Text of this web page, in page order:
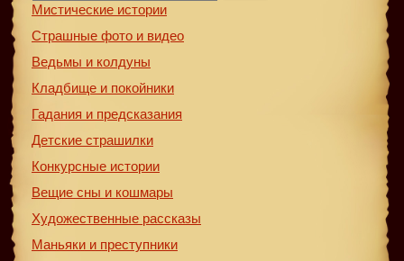
Мистические истории
Страшные фото и видео
Ведьмы и колдуны
Кладбище и покойники
Гадания и предсказания
Детские страшилки
Конкурсные истории
Вещие сны и кошмары
Художественные рассказы
Маньяки и преступники